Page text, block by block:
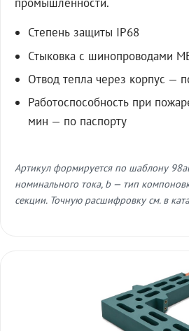
Степень защиты IP68
Стыковка с шинопроводами
Отвод тепла через корпус —
Работоспособность при
мин — по паспорту
Артикул формируется по шаблону
номинального тока, b — тип
секции. Точную расшифровку см. в